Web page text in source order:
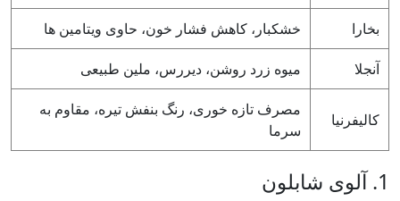
بخارا خشکبار، کاهش فشار خون، حاوی ویتامین ها
آنجلا میوه زرد روشن، دیررس، ملین طبیعی
کالیفرنیا
مصرف تازه خوری، رنگ بنفش تیره، مقاوم به
سرما
1. آلوی شابلون